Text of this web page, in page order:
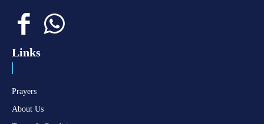
Links
Prayers
About Us